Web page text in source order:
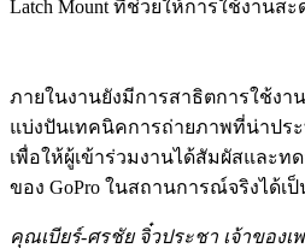
Latch Mount ที่ช่วยให้การใช้งานส
ภายในงานยังมีการสาธิตการใช้งา
แบ่งปันเทคนิคการถ่ายภาพที่น่าปร
เพื่อให้ผู้เข้าร่วมงานได้สัมผัสและท
ของ GoPro ในสถานการณ์จริงได้เ
คุณเบียร์-ศรชัย จิ๋วประชา เจ้าของ